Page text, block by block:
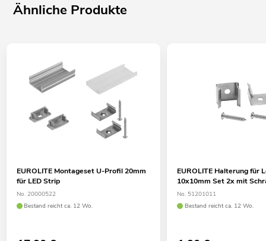
Ähnliche Produkte
EUROLITE Montageset U-Profil 20mm
für LED Strip
No. 20000522
Bestand reicht ca. 12 Wo.
EUROLITE Halterung für
10x10mm Set 2x mit
No. 51201011
Bestand reicht ca. 12 Wo.